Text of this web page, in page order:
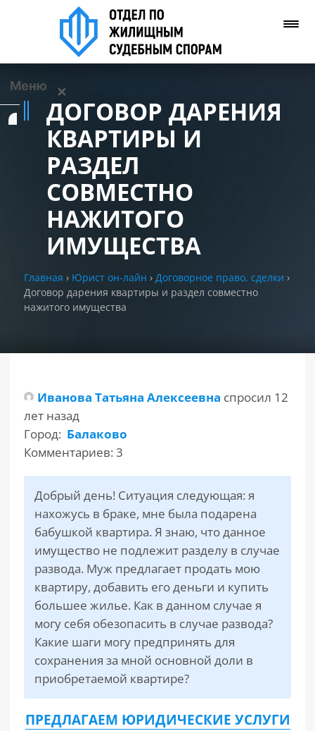
Меню ✕
Задать вопрос
Позвонить нам
ДОГОВОР ДАРЕНИЯ
КВАРТИРЫ И
РАЗДЕЛ
СОВМЕСТНО
НАЖИТОГО
ИМУЩЕСТВА
Главная › Юрист он-лайн › Договорное право, сделки ›
Договор дарения квартиры и раздел совместно
нажитого имущества
Иванова Татьяна Алексеевна спросил 12
лет назад
Город: Балаково
Комментариев: 3
Добрый день! Ситуация следующая: я
нахожусь в браке, мне была подарена
бабушкой квартира. Я знаю, что данное
имущество не подлежит разделу в случае
развода. Муж предлагает продать мою
квартиру, добавить его деньги и купить
большее жилье. Как в данном случае я
могу себя обезопасить в случае развода?
Какие шаги могу предпринять для
сохранения за мной основной доли в
приобретаемой квартире?
ПРЕДЛАГАЕМ ЮРИДИЧЕСКИЕ УСЛУГИ